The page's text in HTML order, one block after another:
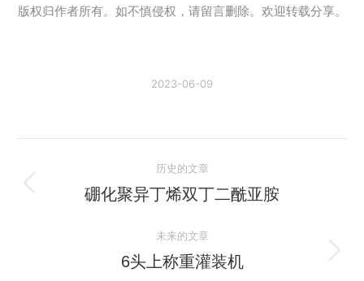
版权归作者所有。如不慎侵权，请留言删除。欢迎转载分享。
2023-06-09
章
历史的文章
历
的
文
硼化聚异丁烯双丁二酰亚胺
未来的文章
未
6头上称重灌装机